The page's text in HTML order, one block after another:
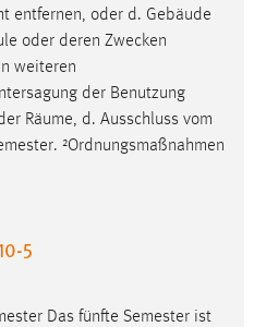
entfernen, oder d. Gebäude
oder deren Zwecken
weiteren
der Benutzung
Räume, d. Ausschluss vom
²Ordnungsmaßnahmen
5
Das fünfte Semester ist
von Drittanbietern
Werbung anzuzeigen.
über Websites